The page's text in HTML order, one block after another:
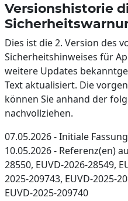
Versionshistorie
Dies ist die 2. Version des
Sicherheitshinweises für
weitere Updates
Text aktualisiert. Die
können Sie anhand der
nachvollziehen.
07.05.2026 - Initiale Fassung
10.05.2026 - Referenz(en)
28550, EUVD-2026-28549,
2025-209743, EUVD-2025-
EUVD-2025-209740